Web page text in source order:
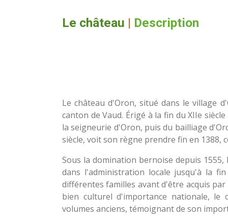
Le château | Description
Le château d'Oron, situé dans le village
canton de Vaud. Érigé à la fin du XIIe
la seigneurie d'Oron, puis du bailliage
siècle, voit son règne prendre fin en 1388,
Sous la domination bernoise depuis
dans l'administration locale jusqu'à la
différentes familles avant d'être acquis
bien culturel d'importance nationale, le
volumes anciens, témoignant de son